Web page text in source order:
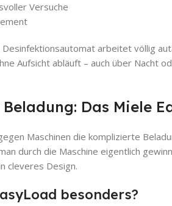
Versuche
arbeitet völlig
Aufsicht abläuft – auch über Nacht
Das Miele
Maschinen die komplizierte
durch die Maschine eigentlich
cleveres Design.
besonders?